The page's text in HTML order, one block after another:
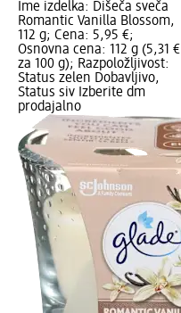
Ime izdelka: Dišeča sveča
Romantic Vanilla Blossom,
112 g; Cena: 5,95 €;
Osnovna cena: 112 g (5,31 €
za 100 g); Razpoložljivost:
Status zelen Dobavljivo,
Status siv Izberite dm
prodajalno